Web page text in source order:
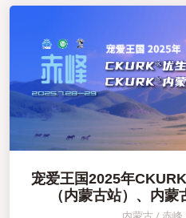
宠爱王国2025年
（内蒙古站）、内